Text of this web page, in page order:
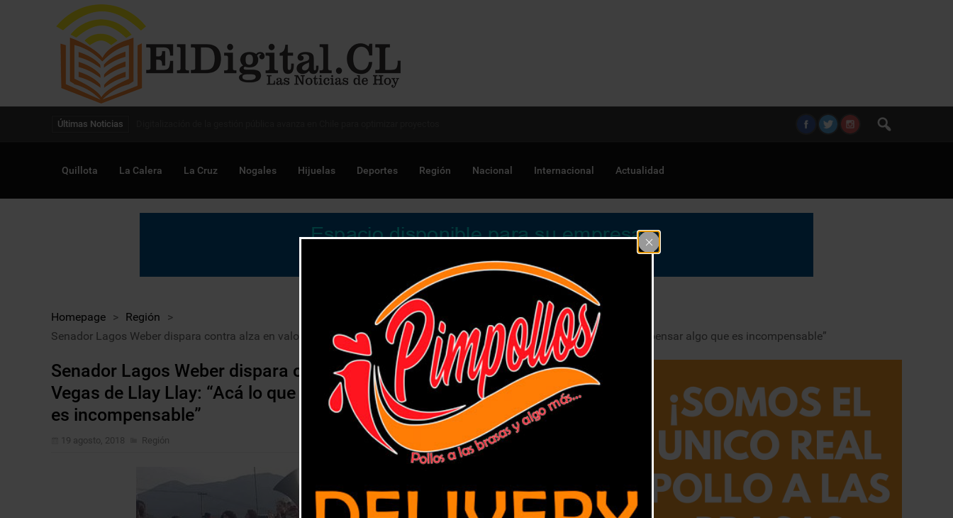
Últimas Noticias
Quillota La Calera La Cruz Nogales Hijuelas Deportes Región Nacional Internacional Actualidad
Homepage > Región
>
Senador Lagos Weber dispara contra alza en valor del peaje Las Vegas de Llay Llay: “Acá lo que están haciendo es compensar algo que es incompensable”
Senador Lagos Weber dispara contra alza en valor del peaje Las
Vegas de Llay Llay: “Acá lo que están haciendo es compensar algo que
es incompensable”
19 agosto, 2018 Región